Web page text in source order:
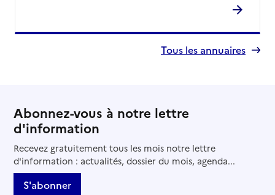
Tous les annuaires
Abonnez-vous à notre lettre
d'information
Recevez gratuitement tous les mois notre lettre
d'information : actualités, dossier du mois, agenda...
S'abonner